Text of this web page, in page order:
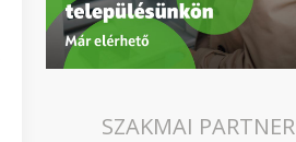
SZAKMAI PARTNER